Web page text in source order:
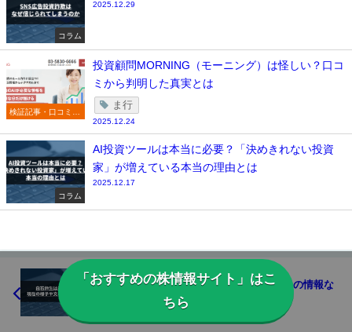
コラム
2025.12.29
検証記事・口コミ一
投資顧問MORNING（モーニング）は怪しい？口コ
ミから判明した真実とは
ま行
2025.12.24
コラム
AI投資ツールは本当に必要？「決めきれない投資
家」が増えている本当の理由とは
2025.12.17
白石伸生は逮捕された？現在の様子や文春の情報な
「おすすめの株情報サイト」はこ
ちら